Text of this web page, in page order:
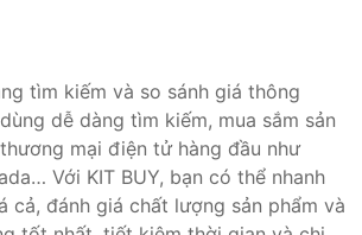
tìm kiếm và so sánh giá thông
dễ dàng tìm kiếm, mua sắm sản
mại điện tử hàng đầu như
Với KIT BUY, bạn có thể nhanh
cả, đánh giá chất lượng sản phẩm và